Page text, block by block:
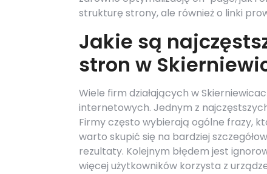
strukturę strony, ale również o linki
Jakie są
stron w
Wiele firm działających w
internetowych. Jednym z
Firmy często wybierają ogólne frazy,
warto skupić się na bardziej
rezultaty. Kolejnym błędem jest
więcej użytkowników korzysta z